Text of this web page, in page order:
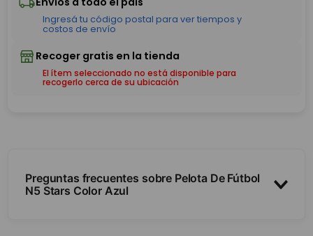
El ítem seleccionado no está disponible para
recogerlo cerca de su ubicación
Preguntas frecuentes sobre Pelota De Fútbol
N5 Stars Color Azul